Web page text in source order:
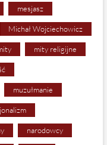
mesjasz
Michał Wojciechowicz
mity religijne
muzułmanie
narodowcy